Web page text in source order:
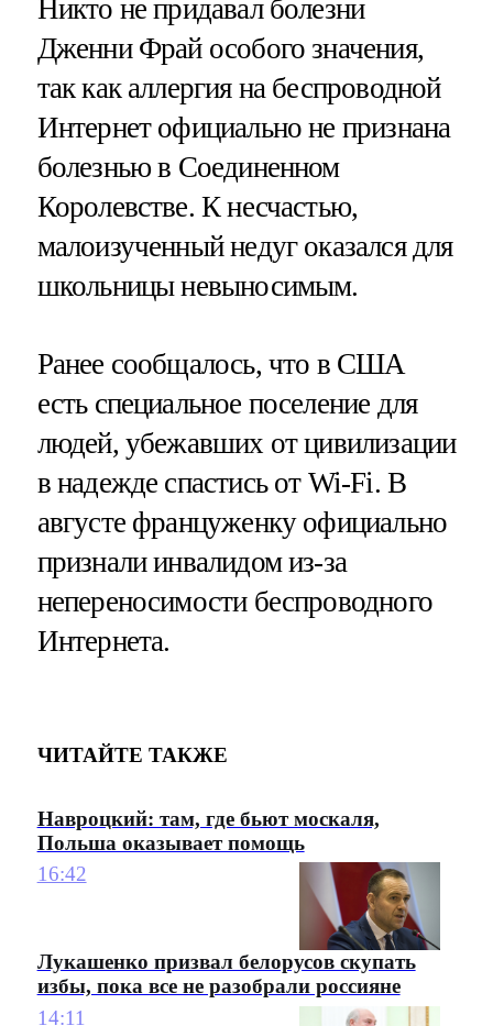
Никто не придавал болезни
Дженни Фрай особого значения,
так как аллергия на беспроводной
Интернет официально не признана
болезнью в Соединенном
Королевстве. К несчастью,
малоизученный недуг оказался для
школьницы невыносимым.
Ранее сообщалось, что в США
есть специальное поселение для
людей, убежавших от цивилизации
в надежде спастись от Wi-Fi. В
августе француженку официально
признали инвалидом из-за
непереносимости беспроводного
Интернета.
ЧИТАЙТЕ ТАКЖЕ
Навроцкий: там, где бьют москаля,
Польша оказывает помощь
16:42
Лукашенко призвал белорусов скупать
избы, пока все не разобрали россияне
14:11